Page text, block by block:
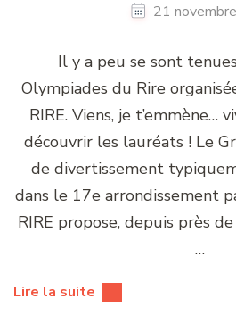
21
Il y a peu se sont
Olympiades du Rire
RIRE. Viens, je t’emmène…
découvrir les lauréats ! Le
de divertissement
dans le 17e arrondissement
RIRE propose, depuis près
…
Lire la suite